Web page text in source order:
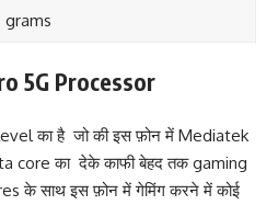
grams
5G Processor
का है जो की इस फ़ोन में Mediatek
core का देके काफी बेहद तक gaming
के साथ इस फ़ोन में गेमिंग करने में कोई